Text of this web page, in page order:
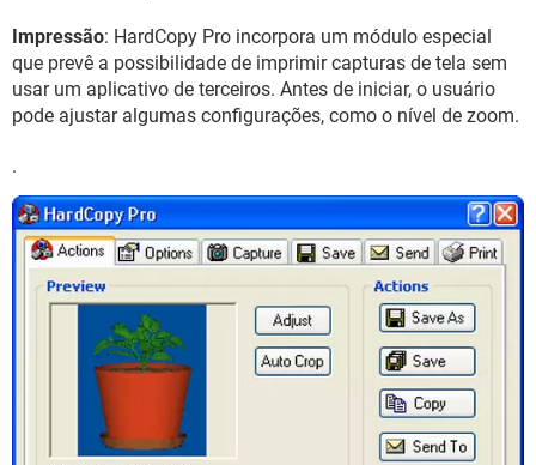
Impressão: HardCopy Pro incorpora um módulo especial
que prevê a possibilidade de imprimir capturas de tela sem
usar um aplicativo de terceiros. Antes de iniciar, o usuário
pode ajustar algumas configurações, como o nível de zoom.
.